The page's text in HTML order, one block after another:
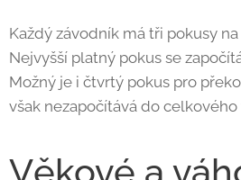
Každý závodník má tři pokusy
Nejvyšší platný pokus se
Možný je i čtvrtý pokus pro
však nezapočítává do
Věkové a